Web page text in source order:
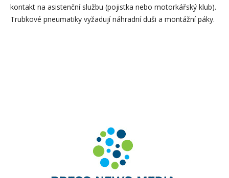
kontakt na asistenční službu (pojistka nebo motorkářský klub).
Trubkové pneumatiky vyžadují náhradní duši a montážní páky.